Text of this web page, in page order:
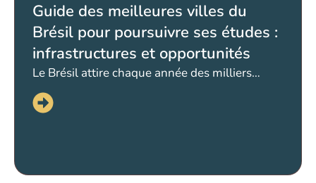
Guide des meilleures villes du
Brésil pour poursuivre ses études :
infrastructures et opportunités
Le Brésil attire chaque année des milliers…